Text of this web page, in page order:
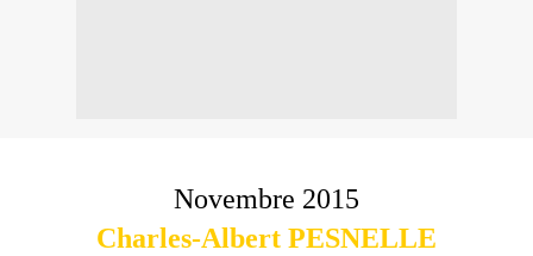
Novembre 2015
Charles-Albert PESNELLE